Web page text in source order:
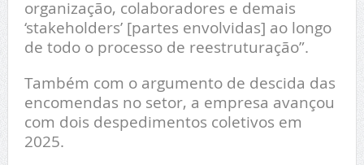
organização, colaboradores e demais
‘stakeholders’ [partes envolvidas] ao longo
de todo o processo de reestruturação”.
Também com o argumento de descida das
encomendas no setor, a empresa avançou
com dois despedimentos coletivos em
2025.